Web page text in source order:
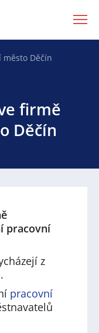
Děčín
firmě
Děčín
pracovní
z
pracovní